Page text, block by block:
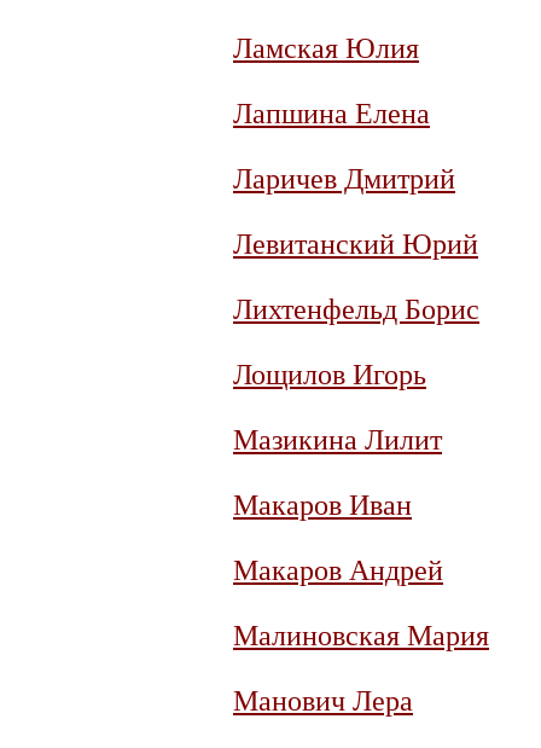
Ламская Юлия
Лапшина Елена
Ларичев Дмитрий
Левитанский Юрий
Лихтенфельд Борис
Лощилов Игорь
Мазикина Лилит
Макаров Иван
Макаров Андрей
Малиновская Мария
Манович Лера